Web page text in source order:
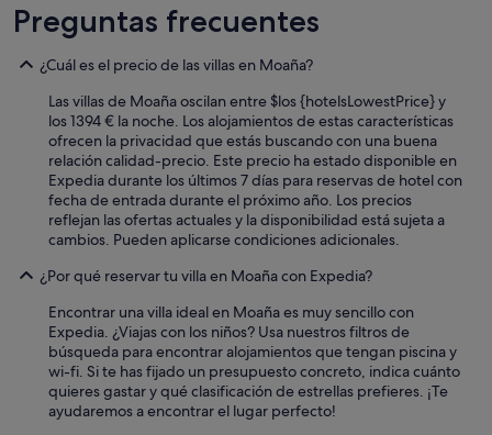
o
o
Preguntas frecuentes
¿Cuál es el precio de las villas en Moaña?
Las villas de Moaña oscilan entre $los {hotelsLowestPrice} y
los 1394 € la noche. Los alojamientos de estas características
ofrecen la privacidad que estás buscando con una buena
relación calidad-precio. Este precio ha estado disponible en
Expedia durante los últimos 7 días para reservas de hotel con
fecha de entrada durante el próximo año. Los precios
reflejan las ofertas actuales y la disponibilidad está sujeta a
cambios. Pueden aplicarse condiciones adicionales.
¿Por qué reservar tu villa en Moaña con Expedia?
Encontrar una villa ideal en Moaña es muy sencillo con
Expedia. ¿Viajas con los niños? Usa nuestros filtros de
búsqueda para encontrar alojamientos que tengan piscina y
wi-fi. Si te has fijado un presupuesto concreto, indica cuánto
quieres gastar y qué clasificación de estrellas prefieres. ¡Te
ayudaremos a encontrar el lugar perfecto!